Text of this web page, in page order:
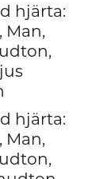
hjärta:
Man,
hjärta:
Man,